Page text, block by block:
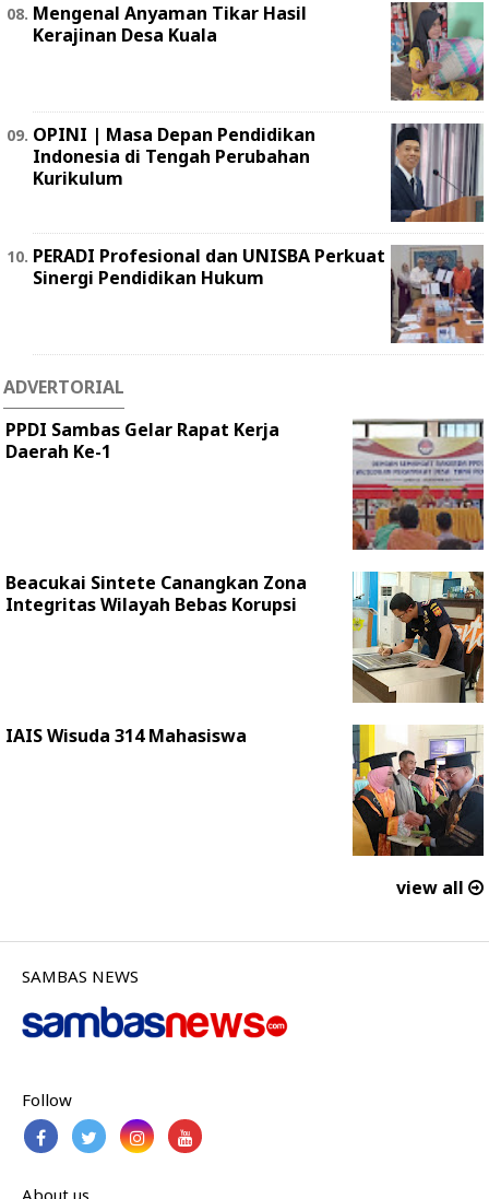
Mengenal Anyaman Tikar Hasil
Kerajinan Desa Kuala
OPINI | Masa Depan Pendidikan
Indonesia di Tengah Perubahan
Kurikulum
PERADI Profesional dan UNISBA Perkuat
Sinergi Pendidikan Hukum
ADVERTORIAL
PPDI Sambas Gelar Rapat Kerja
Daerah Ke-1
Beacukai Sintete Canangkan Zona
Integritas Wilayah Bebas Korupsi
IAIS Wisuda 314 Mahasiswa
view all
SAMBAS NEWS
Follow
About us